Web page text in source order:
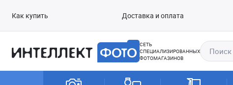
Как купить Доставка и оплата
СЕТЬ
СПЕЦИАЛИЗИРОВАННЫХ
ФОТОМАГАЗИНОВ